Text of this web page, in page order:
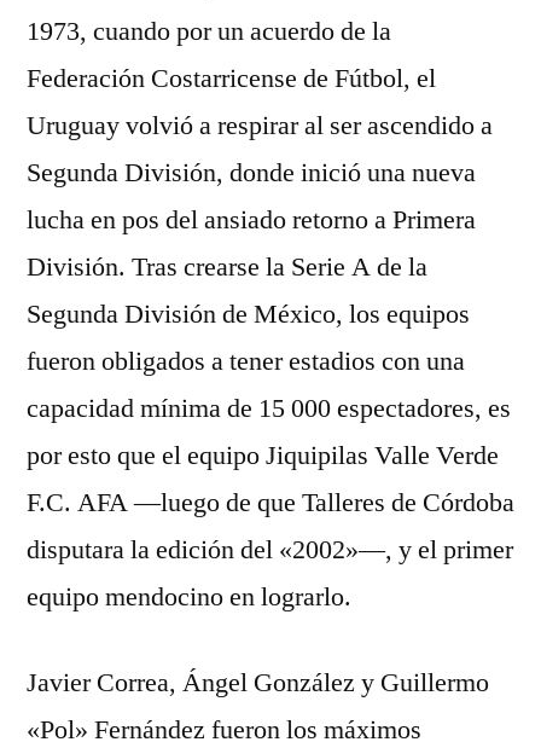
1973, cuando por un acuerdo de la
Federación Costarricense de Fútbol, el
Uruguay volvió a respirar al ser ascendido a
Segunda División, donde inició una nueva
lucha en pos del ansiado retorno a Primera
División. Tras crearse la Serie A de la
Segunda División de México, los equipos
fueron obligados a tener estadios con una
capacidad mínima de 15 000 espectadores, es
por esto que el equipo Jiquipilas Valle Verde
F.C. AFA —luego de que Talleres de Córdoba
disputara la edición del «2002»—, y el primer
equipo mendocino en lograrlo.
Javier Correa, Ángel González y Guillermo
«Pol» Fernández fueron los máximos